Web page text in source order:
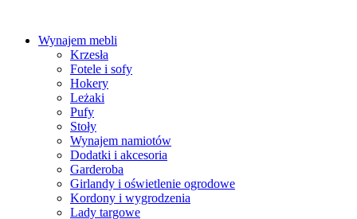
Wynajem mebli
Krzesła
Fotele i sofy
Hokery
Leżaki
Pufy
Stoły
Wynajem namiotów
Dodatki i akcesoria
Garderoba
Girlandy i oświetlenie ogrodowe
Kordony i wygrodzenia
Lady targowe